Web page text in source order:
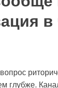
глубже.